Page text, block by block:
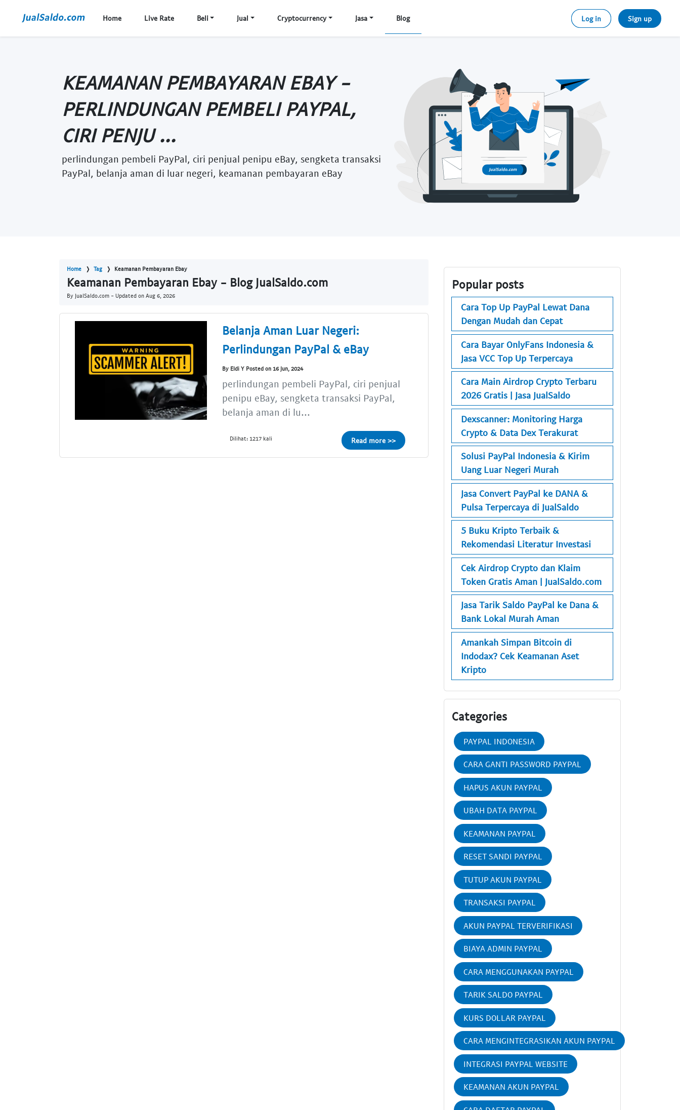
Home Live Rate Beli Jual Cryptocurrency Jasa Blog Log in Sign up
KEAMANAN PEMBAYARAN EBAY -
PERLINDUNGAN PEMBELI PAYPAL,
CIRI PENJU ...
perlindungan pembeli PayPal, ciri penjual penipu eBay, sengketa transaksi
PayPal, belanja aman di luar negeri, keamanan pembayaran eBay
Home Tag Keamanan Pembayaran Ebay
Keamanan Pembayaran Ebay - Blog JualSaldo.com
By JualSaldo.com - Updated on Aug 6, 2026
Belanja Aman Luar Negeri:
Perlindungan PayPal & eBay
By Eldi Y Posted on 16 Jun, 2024
perlindungan pembeli PayPal, ciri penjual
penipu eBay, sengketa transaksi PayPal,
belanja aman di lu...
Dilihat: 1217 kali Read more >>
Popular posts
Cara Top Up PayPal Lewat Dana
Dengan Mudah dan Cepat
Cara Bayar OnlyFans Indonesia &
Jasa VCC Top Up Terpercaya
Cara Main Airdrop Crypto Terbaru
2026 Gratis | Jasa JualSaldo
Dexscanner: Monitoring Harga
Crypto & Data Dex Terakurat
Solusi PayPal Indonesia & Kirim
Uang Luar Negeri Murah
Jasa Convert PayPal ke DANA &
Pulsa Terpercaya di JualSaldo
5 Buku Kripto Terbaik &
Rekomendasi Literatur Investasi
Cek Airdrop Crypto dan Klaim
Token Gratis Aman | JualSaldo.com
Jasa Tarik Saldo PayPal ke Dana &
Bank Lokal Murah Aman
Amankah Simpan Bitcoin di
Indodax? Cek Keamanan Aset
Kripto
Categories
PAYPAL INDONESIA
CARA GANTI PASSWORD PAYPAL
HAPUS AKUN PAYPAL
UBAH DATA PAYPAL
KEAMANAN PAYPAL
RESET SANDI PAYPAL
TUTUP AKUN PAYPAL
TRANSAKSI PAYPAL
AKUN PAYPAL TERVERIFIKASI
BIAYA ADMIN PAYPAL
CARA MENGGUNAKAN PAYPAL
TARIK SALDO PAYPAL
KURS DOLLAR PAYPAL
CARA MENGINTEGRASIKAN AKUN PAYPAL
INTEGRASI PAYPAL WEBSITE
KEAMANAN AKUN PAYPAL